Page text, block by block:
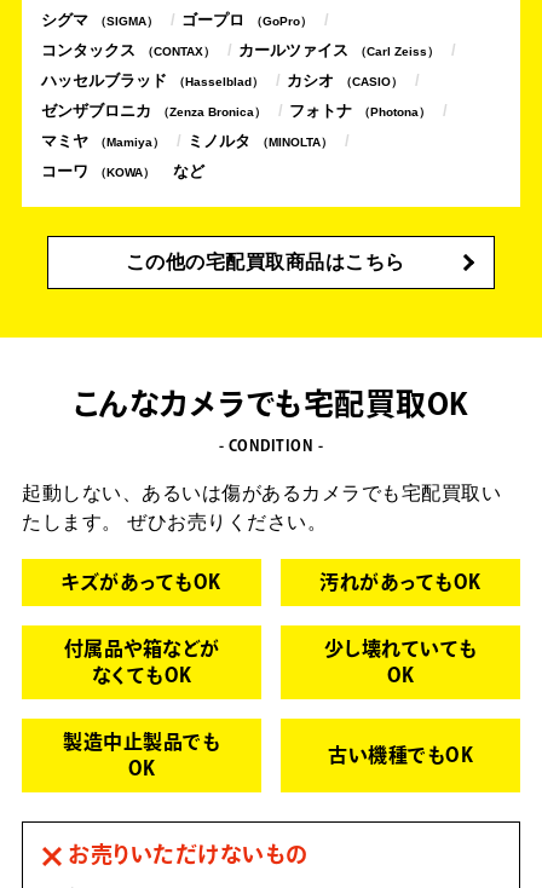
シグマ SIGMA ゴープロ GoPro
コンタックス CONTAX カールツァイス Carl Zeiss
ハッセルブラッド Hasselblad カシオ CASIO
ゼンザブロニカ Zenza Bronica フォトナ Photona
マミヤ Mamiya ミノルタ MINOLTA
コーワ KOWA
この他の宅配買取商品はこちら
こんなカメラでも宅配買取OK
- CONDITION -
起動しない、あるいは傷があるカメラでも宅配買取い
たします。 ぜひお売りください。
キズがあってもOK 汚れがあってもOK
付属品や箱などが
なくてもOK
少し壊れていても
OK
製造中止製品でも
OK
古い機種でもOK
お売りいただけないもの